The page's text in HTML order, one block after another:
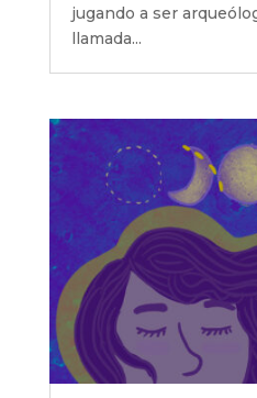
jugando a ser
llamada...